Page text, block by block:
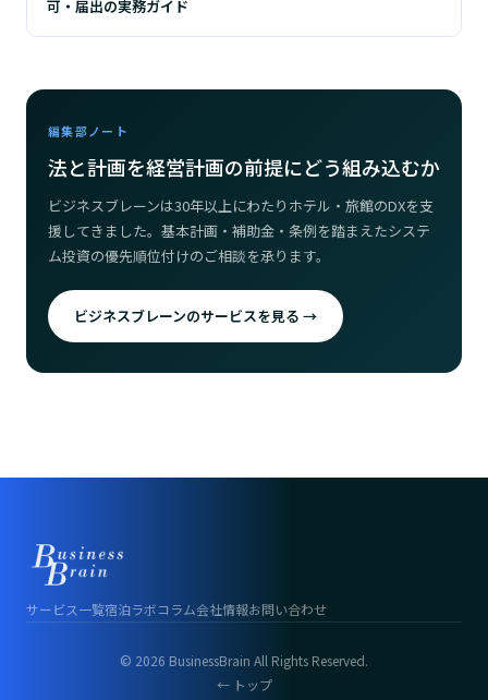
可・届出の実務ガイド
編集部ノート
法と計画を経営計画の前提にどう組み込むか
ビジネスブレーンは30年以上にわたりホテル・旅館のDXを支
援してきました。基本計画・補助金・条例を踏まえたシステ
ム投資の優先順位付けのご相談を承ります。
ビジネスブレーンのサービスを見る →
サービス一覧宿泊ラボコラム会社情報お問い合わせ
© 2026 BusinessBrain All Rights Reserved.
← トップ